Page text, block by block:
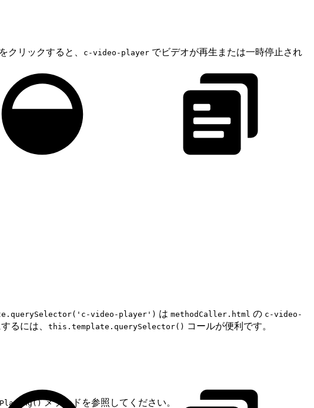
クリックすると、 c-video-player でビデオが再生または一時停止され
video-player') は methodCaller.html の c-video-
るには、 this.template.querySelector() コールが便利です。
メソッドを参照してください。